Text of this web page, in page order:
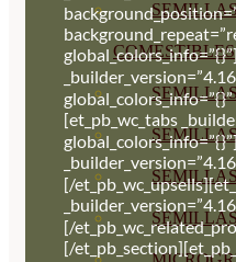
COMESTIBLES
[et_pb_wc_tabs
[/
[/
[/